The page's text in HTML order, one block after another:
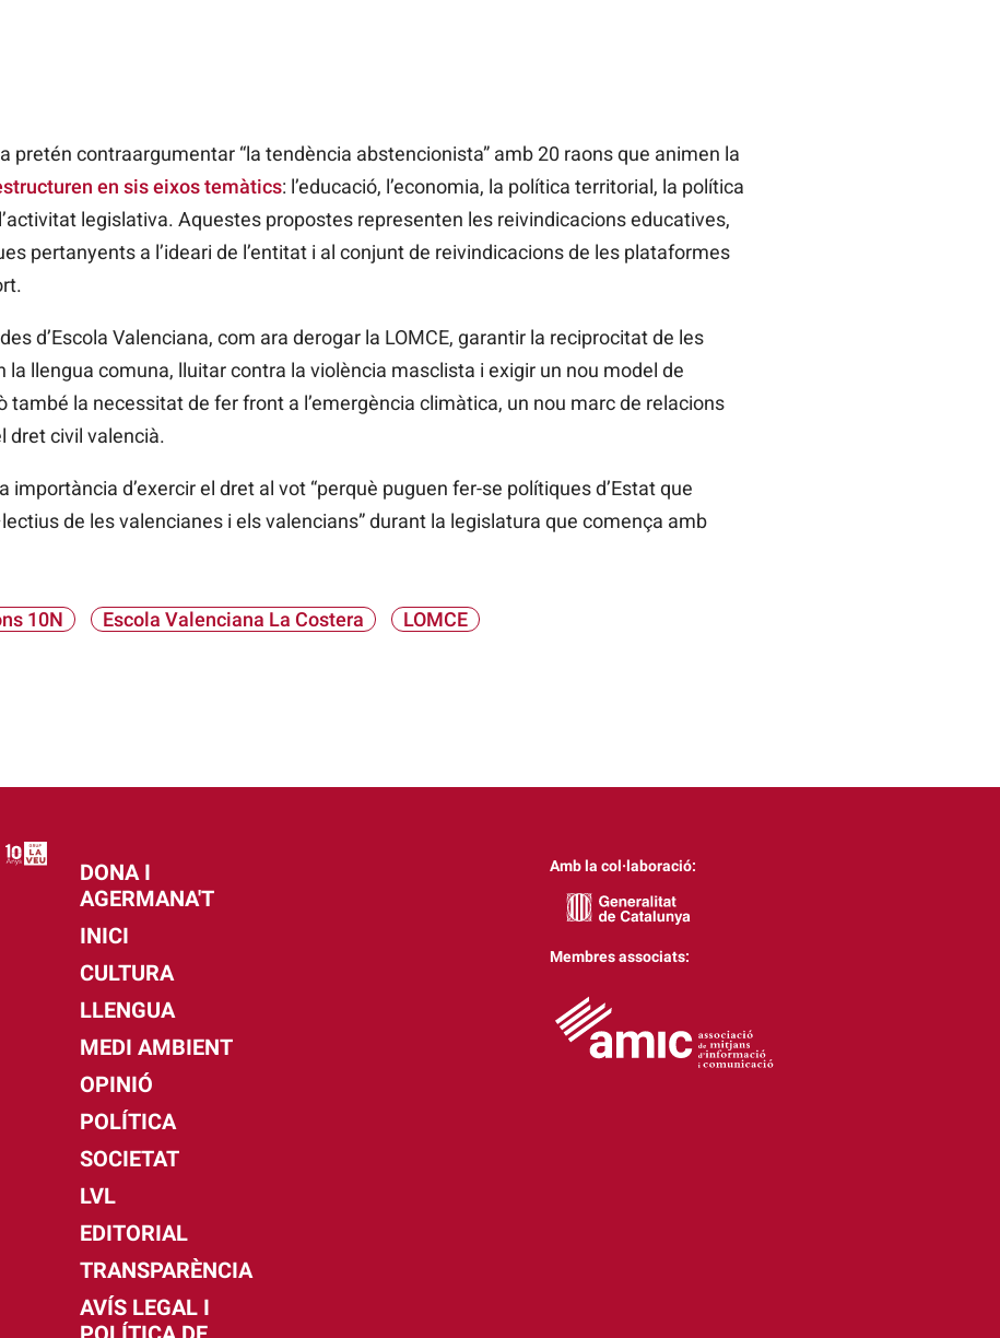
pretén contraargumentar “la tendència abstencionista” amb 20 raons que animen la
en sis eixos temàtics: l’educació, l’economia, la política territorial, la política
legislativa. Aquestes propostes representen les reivindicacions educatives,
pertanyents a l’ideari de l’entitat i al conjunt de reivindicacions de les plataformes
d’Escola Valenciana, com ara derogar la LOMCE, garantir la reciprocitat de les
llengua comuna, lluitar contra la violència masclista i exigir un nou model de
la necessitat de fer front a l’emergència climàtica, un nou marc de relacions
dret civil valencià.
importància d’exercir el dret al vot “perquè puguen fer-se polítiques d’Estat que
de les valencianes i els valencians” durant la legislatura que comença amb
10N Escola Valenciana La Costera LOMCE
DONA I
AGERMANA'T
INICI
CULTURA
LLENGUA
MEDI AMBIENT
OPINIÓ
POLÍTICA
SOCIETAT
LVL
EDITORIAL
TRANSPARÈNCIA
AVÍS LEGAL I
Amb la col·laboració:
Membres associats: